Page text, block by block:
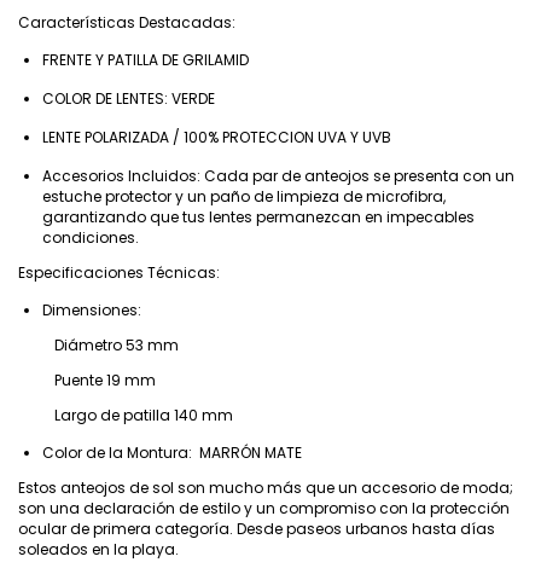
Características Destacadas:
FRENTE Y PATILLA DE GRILAMID
COLOR DE LENTES: VERDE
LENTE POLARIZADA / 100% PROTECCION UVA Y UVB
Accesorios Incluidos: Cada par de anteojos se presenta con un
estuche protector y un paño de limpieza de microfibra,
garantizando que tus lentes permanezcan en impecables
condiciones.
Especificaciones Técnicas:
Dimensiones:
Diámetro 53 mm
Puente 19 mm
Largo de patilla 140 mm
Color de la Montura: MARRÓN MATE
Estos anteojos de sol son mucho más que un accesorio de moda;
son una declaración de estilo y un compromiso con la protección
ocular de primera categoría. Desde paseos urbanos hasta días
soleados en la playa.